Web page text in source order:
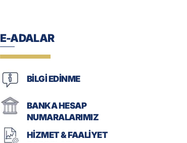
E-ADALAR
BİLGİ EDİNME
BANKA HESAP
NUMARALARIMIZ
HİZMET & FAALİYET